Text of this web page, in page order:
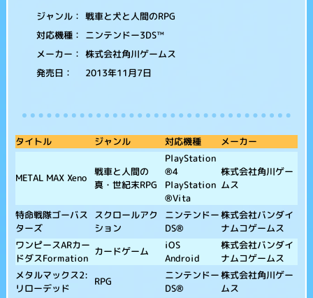
ジャンル： 戦車と犬と人間のRPG
対応機種： ニンテンドー3DS™
メーカー： 株式会社角川ゲームス
発売日： 2013年11月7日
タイトル ジャンル 対応機種 メーカー
METAL MAX Xeno 戦車と人間の
真・世紀末RPG
PlayStation
®4
PlayStation
®Vita
株式会社角川ゲー
ムス
特命戦隊ゴーバス
ターズ
スクロールアク
ション
ニンテンドー
DS®
株式会社バンダイ
ナムコゲームス
ワンピースARカー
ドダスFormation
カードゲーム iOS
Android
株式会社バンダイ
ナムコゲームス
メタルマックス2:
リローデッド
RPG ニンテンドー
DS®
株式会社角川ゲー
ムス